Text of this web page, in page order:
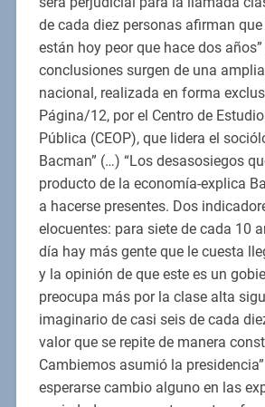
de cada diez personas afirman
están hoy peor que hace dos
conclusiones surgen de una
nacional, realizada en forma
Página/12, por el Centro de
Pública (CEOP), que lidera el
Bacman” (…) “Los desasosiegos
producto de la economía-explica
a hacerse presentes. Dos
elocuentes: para siete de cada 10
día hay más gente que le cuesta
y la opinión de que este es un
preocupa más por la clase alta
imaginario de casi seis de cada
valor que se repite de manera
Cambiemos asumió la
esperarse cambio alguno en las